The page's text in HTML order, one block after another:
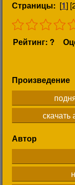
Страницы: [1]
Рейтинг: ?
Произведение
скачать
Автор